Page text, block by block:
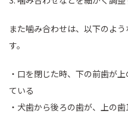
また噛み合わせは、以下のよ
す。
・口を閉じた時、下の前歯が
ている
・犬歯から後ろの歯が、上の